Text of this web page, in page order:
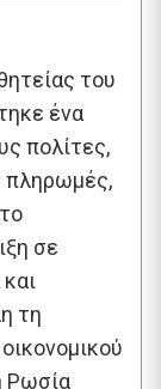
του
ένα
πολίτες,
πληρωμές,
σε
τη
Ρωσία